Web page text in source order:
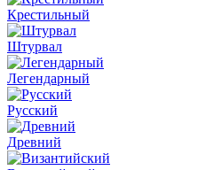
Крестильный
Штурвал
Легендарный
Русский
Древний